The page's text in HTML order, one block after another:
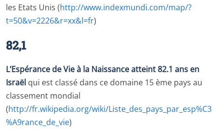
les Etats Unis (http://www.indexmundi.com/map/?
t=50&v=2226&r=xx&l=fr)
82,1
L’Espérance de Vie à la Naissance atteint 82.1 ans en
Israël qui est classé dans ce domaine 15 ème pays au
classement mondial
(http://fr.wikipedia.org/wiki/Liste_des_pays_par_esp%C3
%A9rance_de_vie)